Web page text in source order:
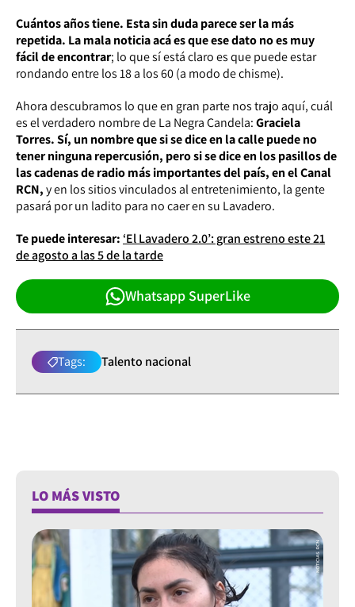
Cuántos años tiene. Esta sin duda parece ser la más
repetida. La mala noticia acá es que ese dato no es muy
fácil de encontrar; lo que sí está claro es que puede estar
rondando entre los 18 a los 60 (a modo de chisme).
Ahora descubramos lo que en gran parte nos trajo aquí, cuál
es el verdadero nombre de La Negra Candela:Graciela
Torres. Sí, un nombre que si se dice en la calle puede no
tener ninguna repercusión, pero si se dice en los pasillos de
las cadenas de radio más importantes del país, en el Canal
RCN,y en los sitios vinculados al entretenimiento, la gente
pasará por un ladito para no caer en su Lavadero.
Te puede interesar: ‘El Lavadero 2.0’: gran estreno este 21
de agosto a las 5 de la tarde
Whatsapp SuperLike
Tags: Talento nacional
LO MÁS VISTO